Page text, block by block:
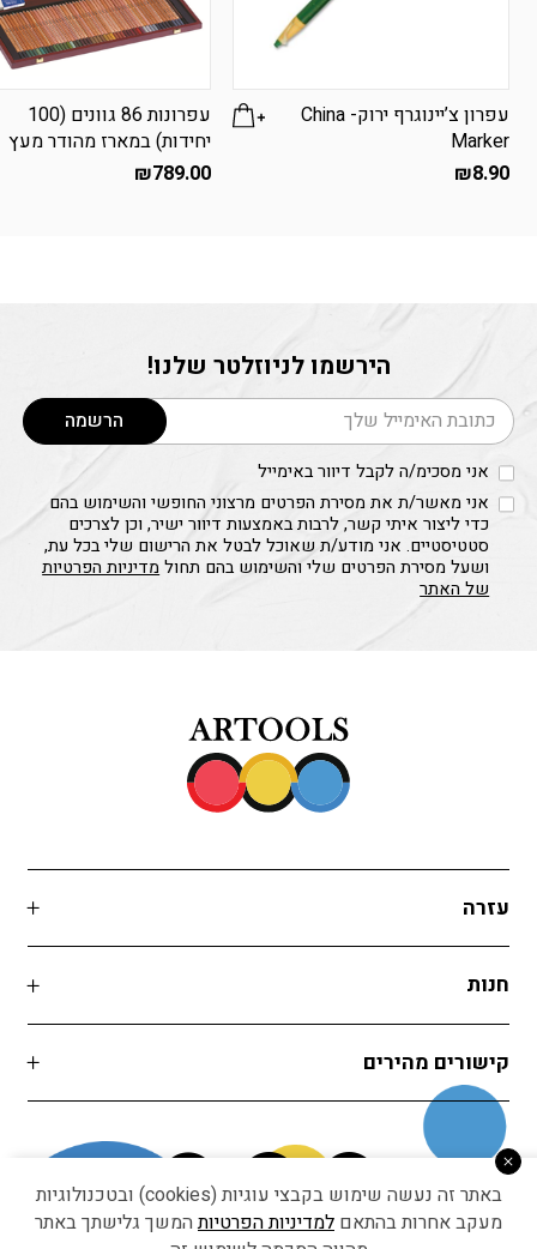
עפרון צ’יינוגרף ירוק- China
Marker
₪8.90
עפרונות 86 גוונים (100
יחידות) במארז מהודר מעץ
₪789.00
הירשמו לניוזלטר שלנו!
דוא׳׳ל הרשמה
אני מסכימ/ה לקבל דיוור באימייל
אני מאשר/ת את מסירת הפרטים מרצוני החופשי והשימוש בהם
כדי ליצור איתי קשר, לרבות באמצעות דיוור ישיר, וכן לצרכים
סטטיסטיים. אני מודע/ת שאוכל לבטל את הרישום שלי בכל עת,
ושעל מסירת הפרטים שלי והשימוש בהם תחולמדיניות הפרטיות
של האתר
עזרה
חנות
קישורים מהירים
באתר זה נעשה שימוש בקבצי עוגיות (cookies) ובטכנולוגיות
מעקב אחרות בהתאם למדיניות הפרטיותהמשך גלישתך באתר